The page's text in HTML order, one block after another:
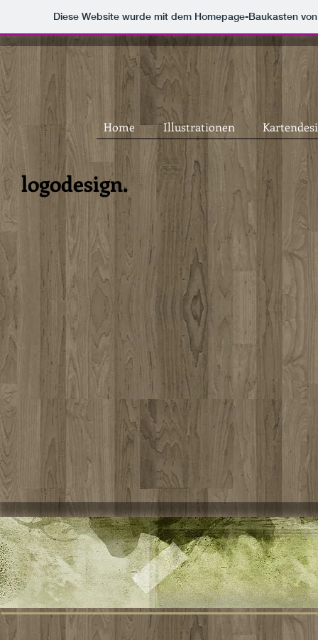
Diese Website wurde mit dem Homepage-Baukasten
logodesign.
Home Illustrationen